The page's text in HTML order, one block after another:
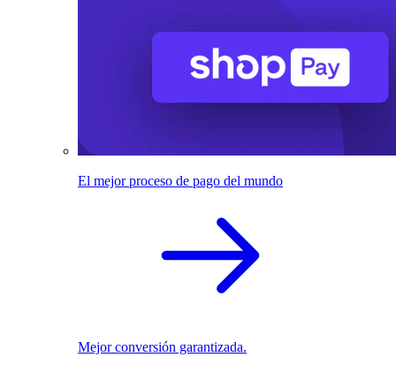
El mejor proceso de pago del mundo
Mejor conversión garantizada.